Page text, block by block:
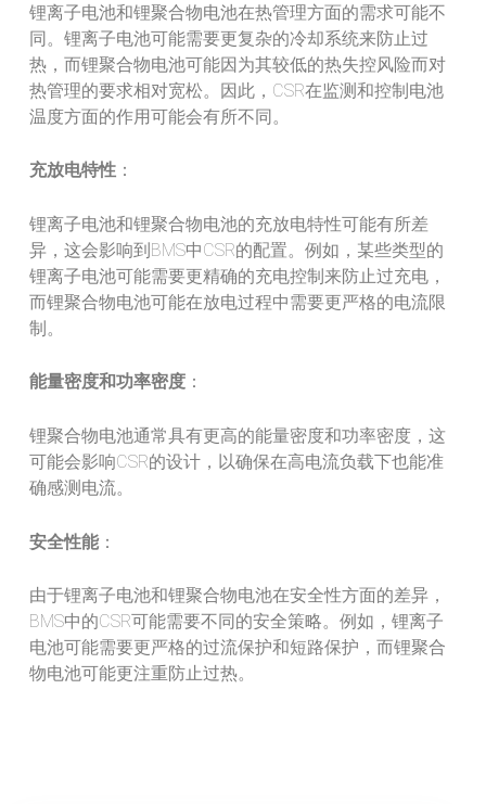
锂离子电池和锂聚合物电池在热管理方面的需求可能不
同。锂离子电池可能需要更复杂的冷却系统来防止过
热，而锂聚合物电池可能因为其较低的热失控风险而对
热管理的要求相对宽松。因此，CSR在监测和控制电池
温度方面的作用可能会有所不同。
充放电特性：
锂离子电池和锂聚合物电池的充放电特性可能有所差
异，这会影响到BMS中CSR的配置。例如，某些类型的
锂离子电池可能需要更精确的充电控制来防止过充电，
而锂聚合物电池可能在放电过程中需要更严格的电流限
制。
能量密度和功率密度：
锂聚合物电池通常具有更高的能量密度和功率密度，这
可能会影响CSR的设计，以确保在高电流负载下也能准
确感测电流。
安全性能：
由于锂离子电池和锂聚合物电池在安全性方面的差异，
BMS中的CSR可能需要不同的安全策略。例如，锂离子
电池可能需要更严格的过流保护和短路保护，而锂聚合
物电池可能更注重防止过热。